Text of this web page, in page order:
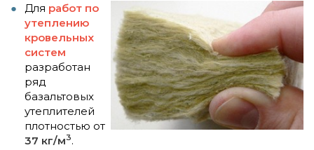
Для работ по
утеплению
кровельных
систем
разработан
ряд
базальтовых
утеплителей
плотностью от
37 кг/м3.